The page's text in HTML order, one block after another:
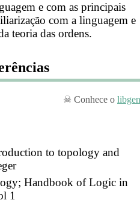
e com as principais
com a linguagem e
teoria das ordens.
Conhece o libgen
to topology and
Handbook of Logic in
1